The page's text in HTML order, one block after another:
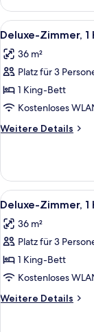
Zimmer,
1 King-
Bett,
Alle
Fotos
für
Deluxe-
Zimmer,
1 King-
Bett,
Poolzugang
8
Deluxe-Zimmer,
36 m²
Platz für 3
1 King-Bett
Kostenloses
Weitere Details
Weitere
Zimmer,
1 King-
Bett,
Alle
Fotos
für
Deluxe-
Zimmer,
1 King-
Bett,
Poolblick
7
Deluxe-Zimmer,
36 m²
Platz für 3
1 King-Bett
Kostenloses
Weitere Details
Weitere